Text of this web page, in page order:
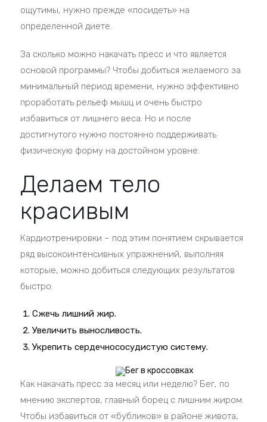
ощутимы, нужно прежде «посидеть» на
определенной диете.
За сколько можно накачать пресс и что является
основой программы? Чтобы добиться желаемого за
минимальный период времени, нужно эффективно
проработать рельеф мышц и очень быстро
избавиться от лишнего веса. Но и после
достигнутого нужно постоянно поддерживать
физическую форму на достойном уровне.
Делаем тело
красивым
Кардиотренировки – под этим понятием скрывается
ряд высокоинтенсивных упражнений, выполняя
которые, можно добиться следующих результатов
быстро:
Сжечь лишний жир.
Увеличить выносливость.
Укрепить сердечнососудистую систему.
Как накачать пресс за месяц или неделю? Бег, по
мнению экспертов, главный борец с лишним жиром.
Чтобы избавиться от «бубликов» в районе живота,